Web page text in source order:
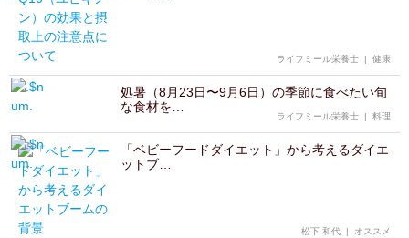
ライフミール栄養士 | 健康
処暑（8月23日〜9月6日）の季節に食べたい旬
な食材を…
ライフミール栄養士 | 料理
「ベビーフードダイエット」から考えるダイエ
ットブ…
松下 和代 | オススメ